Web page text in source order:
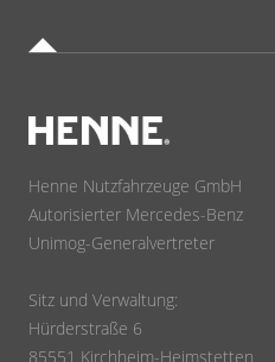
Henne Nutzfahrzeuge GmbH
Autorisierter Mercedes-Benz
Unimog-Generalvertreter
Sitz und Verwaltung:
Hürderstraße 6
85551 Kirchheim-Heimstetten